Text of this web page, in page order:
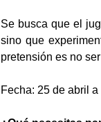
Se busca que el
sino que
pretensión es no
Fecha: 25 de abril